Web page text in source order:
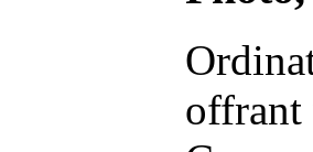
offrant